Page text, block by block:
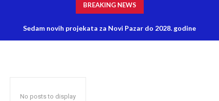
BREAKING NEWS
Sedam novih projekata za Novi Pazar do 2028. godine
No posts to display